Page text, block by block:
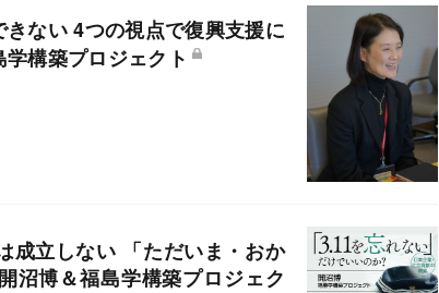
ない 4つの視点で復興支援に
構築プロジェクト
成立しない 「ただいま・おか
博＆福島学構築プロジェク